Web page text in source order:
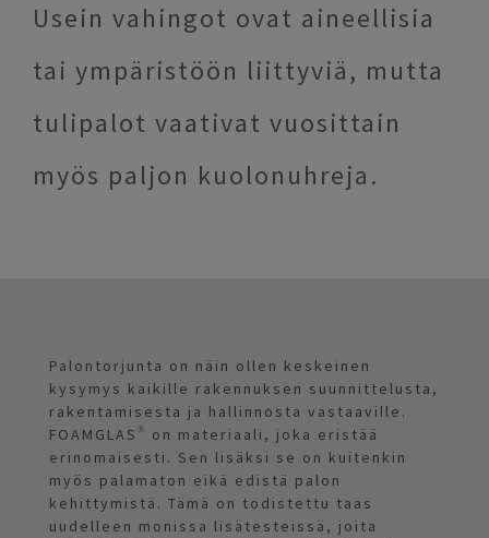
Usein vahingot ovat aineellisia
tai ympäristöön liittyviä, mutta
tulipalot vaativat vuosittain
myös paljon kuolonuhreja.
Palontorjunta on näin ollen keskeinen
kysymys kaikille rakennuksen suunnittelusta,
rakentamisesta ja hallinnosta vastaaville.
FOAMGLAS® on materiaali, joka eristää
erinomaisesti. Sen lisäksi se on kuitenkin
myös palamaton eikä edistä palon
kehittymistä. Tämä on todistettu taas
uudelleen monissa lisätesteissä, joita